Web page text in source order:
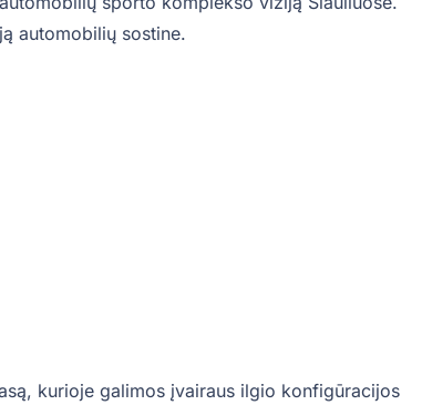
automobilių sostine.
kurioje galimos įvairaus ilgio konfigūracijos